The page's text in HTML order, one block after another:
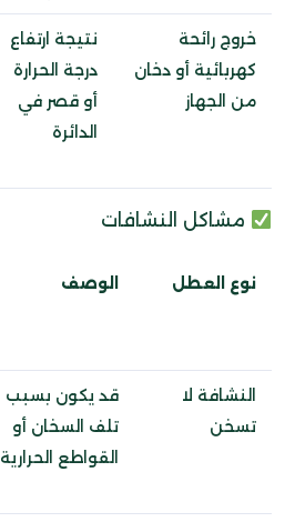
خروج رائحة
كهربائية أو دخان
من الجهاز
نتيجة ارتفاع
درجة الحرارة
أو قصر في
الدائرة
مشاكل النشافات
نوع العطل الوصف
النشافة لا
تسخن
قد يكون بسبب
تلف السخان أو
القواطع الحرارية